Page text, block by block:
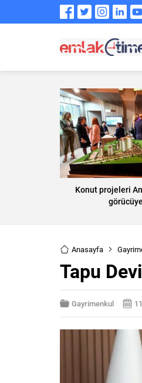
Konut projeleri
Anasayfa
Tapu
Gayrimenkul